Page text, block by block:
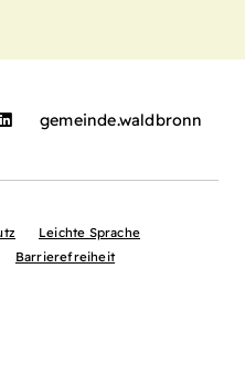
gemeinde.waldbronn
Leichte Sprache
Barrierefreiheit